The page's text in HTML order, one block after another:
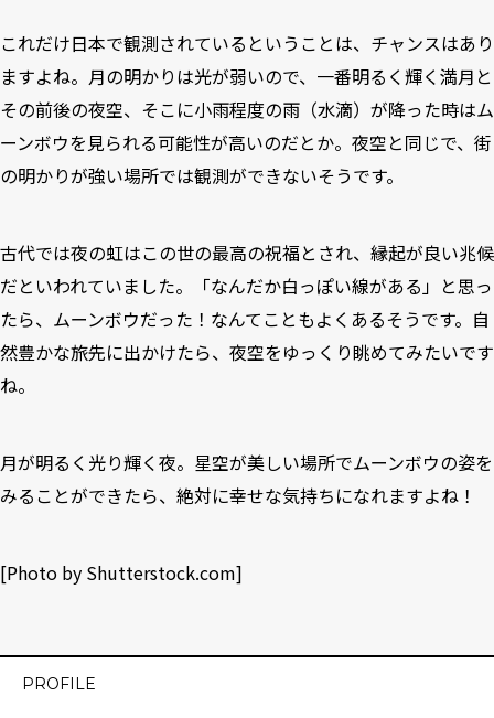
これだけ日本で観測されているということは、チャンスはあり
ますよね。月の明かりは光が弱いので、一番明るく輝く満月と
その前後の夜空、そこに小雨程度の雨（水滴）が降った時はム
ーンボウを見られる可能性が高いのだとか。夜空と同じで、街
の明かりが強い場所では観測ができないそうです。
古代では夜の虹はこの世の最高の祝福とされ、縁起が良い兆候
だといわれていました。「なんだか白っぽい線がある」と思っ
たら、ムーンボウだった！なんてこともよくあるそうです。自
然豊かな旅先に出かけたら、夜空をゆっくり眺めてみたいです
ね。
月が明るく光り輝く夜。星空が美しい場所でムーンボウの姿を
みることができたら、絶対に幸せな気持ちになれますよね！
[Photo by Shutterstock.com]
PROFILE